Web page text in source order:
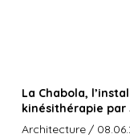
La Chabola,
kinésithérapie par
Architecture /